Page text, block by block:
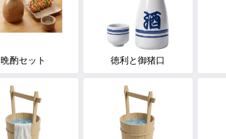
晩酌セット 徳利と御猪口